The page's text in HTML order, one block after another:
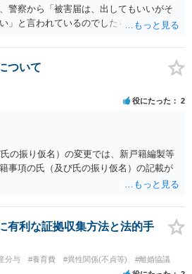
警察から「被害届は、出してもいいがそ
」と言われているのでしたら、あまり結
しれないですが、実際に捜査をするの
ので、やはり結論は変わらないかもしれ
刑事に強い」とうたっている弁護士に相
か。 以上、ご参考まで。
ついて
役にたった 2
の振り仮名）の変更では、新戸籍編製等
事項の氏（及び氏の振り仮名）の記載が
有利な証拠収集方法と法的手
分与 #養育費 #異性関係(不貞等) #離婚協議